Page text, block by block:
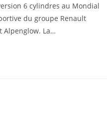
6 cylindres au Mondial
du groupe Renault
Alpenglow. La…